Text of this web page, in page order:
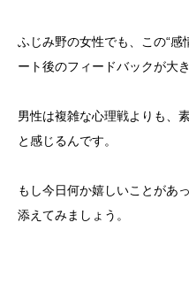
ふじみ野の女性でも、この“
ート後のフィードバックが大
男性は複雑な心理戦よりも、
と感じるんです。
もし今日何か嬉しいことがあ
添えてみましょう。